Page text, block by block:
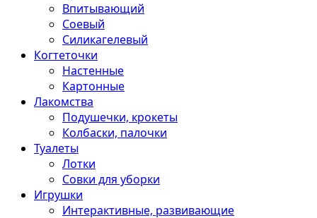
Впитывающий
Соевый
Силикагелевый
Когтеточки
Настенные
Картонные
Лакомства
Подушечки, крокеты
Колбаски, палочки
Туалеты
Лотки
Совки для уборки
Игрушки
Интерактивные, развивающие